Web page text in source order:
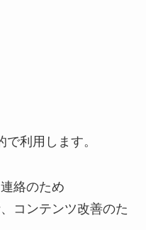
利用します。
絡のため
コンテンツ改善のた